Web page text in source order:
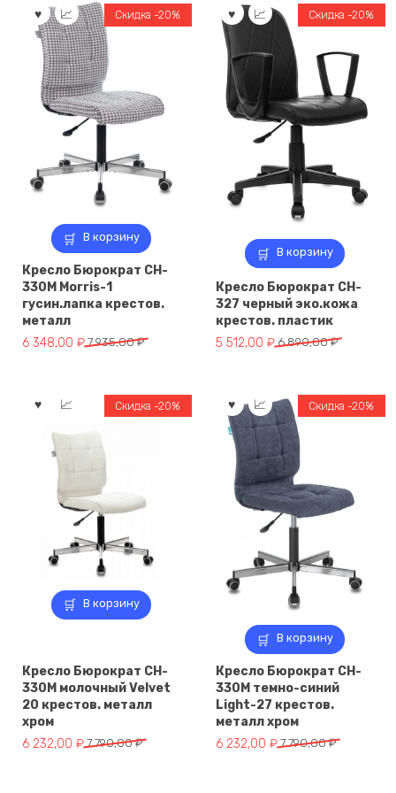
В корзину
Скидка -20%
Кресло Бюрократ CH-
330M Morris-1
гусин.лапка крестов.
металл
7 935,00₽
Первоначальная
6 348,00 ₽
Текущая
348,00 ₽.
В корзину
Скидка -20%
Кресло Бюрократ CH-
327 черный эко.кожа
крестов. пластик
6 890,00₽
Первоначальная
890,00 ₽.
5 512,00 ₽
Текущая
512,00 ₽.
В корзину
Скидка -20%
Кресло Бюрократ CH-
330M молочный Velvet
20 крестов. металл
хром
7 790,00₽
Первоначальная
6 232,00 ₽
Текущая
В корзину
Скидка -20%
Кресло Бюрократ CH-
330M темно-синий
Light-27 крестов.
металл хром
7 790,00₽
Первоначальная
6 232,00 ₽
Текущая